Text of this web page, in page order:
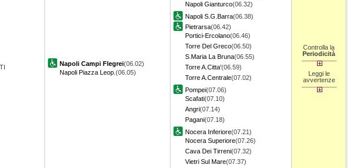
TI Napoli Campi Flegrei(06.02)
Napoli Piazza Leop. (06.05)
Napoli Gianturco(06.32)
Napoli S.G.Barra(06.38)
Pietrarsa(06.42)
Portici-Ercolano(06.46)
Torre Del Greco(06.50)
S.Maria La Bruna(06.55)
Torre A.Citta'(06.59)
Torre A.Centrale(07.02)
Pompei(07.06)
Scafati(07.10)
Angri(07.14)
Pagani(07.18)
Nocera Inferiore(07.21)
Nocera Superiore(07.26)
Cava Dei Tirreni(07.32)
Vietri Sul Mare(07.37)
Controlla la
Periodicità
Leggi le
avvertenze